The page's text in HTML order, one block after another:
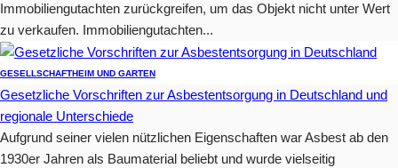
Immobiliengutachten zurückgreifen, um das Objekt nicht unter Wert
zu verkaufen. Immobiliengutachten...
GESELLSCHAFTHEIM UND GARTEN
Gesetzliche Vorschriften zur Asbestentsorgung in Deutschland und
regionale Unterschiede
Aufgrund seiner vielen nützlichen Eigenschaften war Asbest ab den
1930er Jahren als Baumaterial beliebt und wurde vielseitig